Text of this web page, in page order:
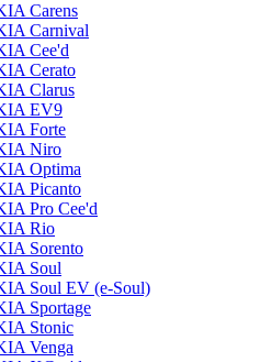
Carens
Carnival
Cee'd
Cerato
Clarus
EV9
Forte
Niro
Optima
Picanto
Pro Cee'd
Rio
Sorento
Soul
Soul EV (e-Soul)
Sportage
Stonic
Venga